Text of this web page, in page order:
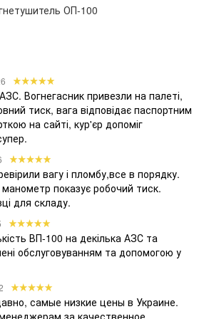
вибрационного и теплового
оборудования и
царапинами, другими
манометра, выпускающего
поврежденной защитной
низким уровнем давления
смеси.
ОП-100
очага пожара пользователю
чехол и подкатить изделие
пломбу;
на огонь;
запорно-пускового
ОП-100
Вогнегасник привезли на палеті,
тиск, вага відповідає паспортним
на сайті, кур'єр допоміг
вагу і пломбу,все в порядку.
показує робочий тиск.
для складу.
ВП-100 на декілька АЗС та
обслуговуванням та допомогою у
самые низкие цены в Украине.
за качественное